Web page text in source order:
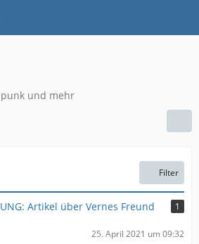
und mehr
Filter
Artikel über Vernes Freund
1
25. April 2021 um 09:32